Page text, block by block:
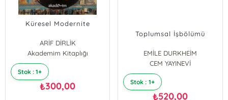
Küresel Modernite
ARİF DİRLİK
Akademim Kitaplığı
Stok : 1+
₺300,00
Toplumsal İşbölümü
EMİLE DURKHEİM
CEM YAYINEVİ
Stok : 1+
₺520,00